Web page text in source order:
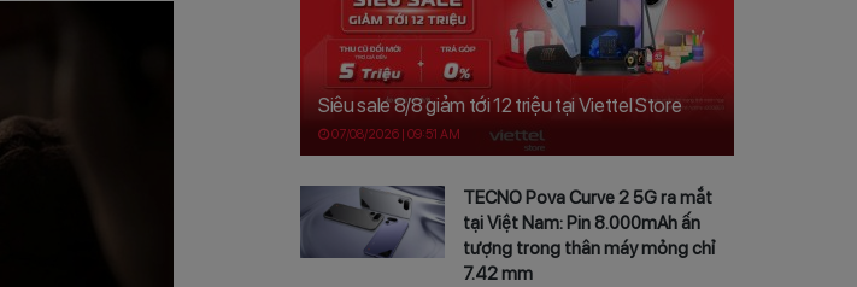
Siêu sale 8/8 giảm tới 12 triệu tại Viettel Store
07/08/2026 | 09:51 AM
TECNO Pova Curve 2 5G ra mắt
tại Việt Nam: Pin 8.000mAh ấn
tượng trong thân máy mỏng chỉ
7.42 mm